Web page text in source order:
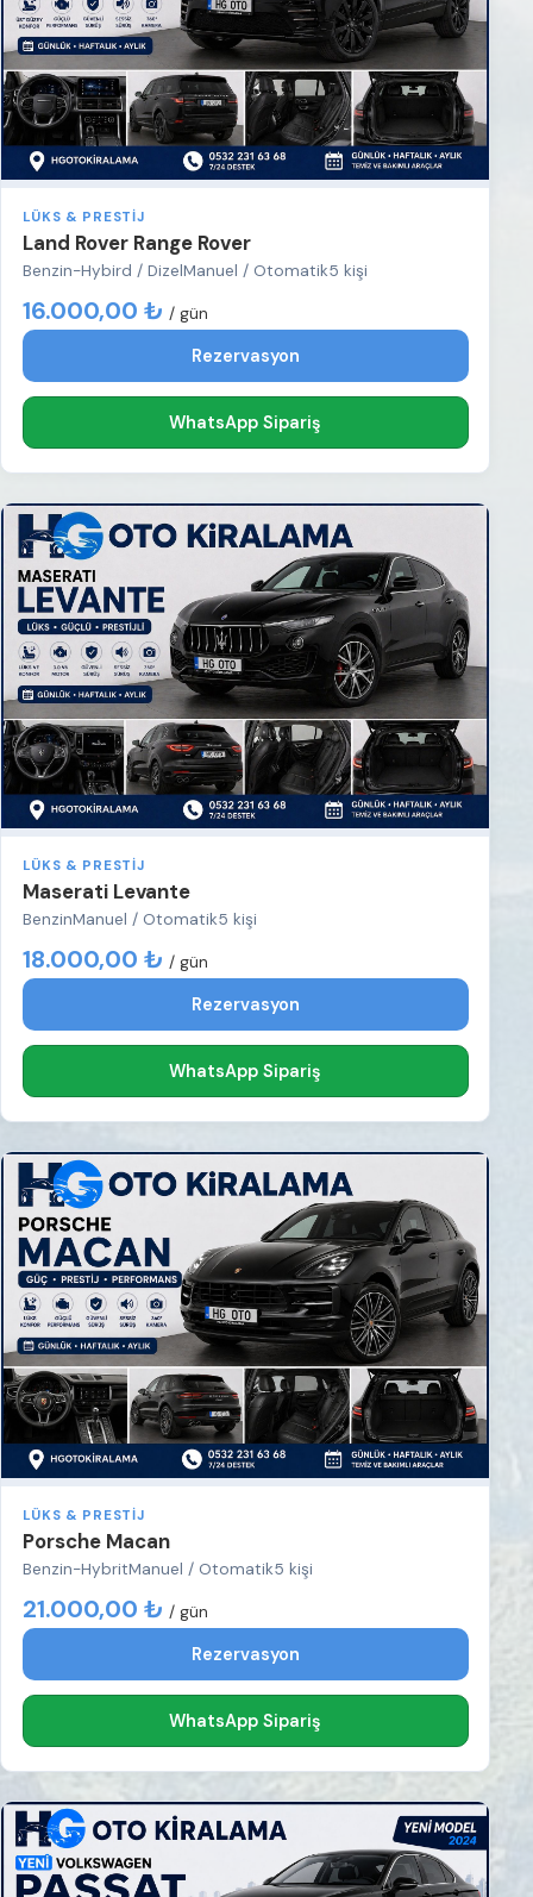
LÜKS & PRESTIJ
Land Rover Range Rover
Benzin-Hybird / DizelManuel / Otomatik5 kişi
16.000,00 ₺ / gün
Rezervasyon
WhatsApp Sipariş
LÜKS & PRESTIJ
Maserati Levante
BenzinManuel / Otomatik5 kişi
18.000,00 ₺ / gün
Rezervasyon
WhatsApp Sipariş
LÜKS & PRESTIJ
Porsche Macan
Benzin-HybritManuel / Otomatik5 kişi
21.000,00 ₺ / gün
Rezervasyon
WhatsApp Sipariş